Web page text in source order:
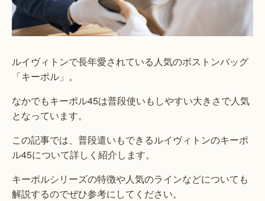
ルイヴィトンで長年愛されている人気のボストンバッグ
「キーポル」。
なかでもキーポル45は普段使いもしやすい大きさで人気
となっています。
この記事では、普段遣いもできるルイヴィトンのキーポ
ル45について詳しく紹介します。
キーポルシリーズの特徴や人気のラインなどについても
解説するのでぜひ参考にしてください。